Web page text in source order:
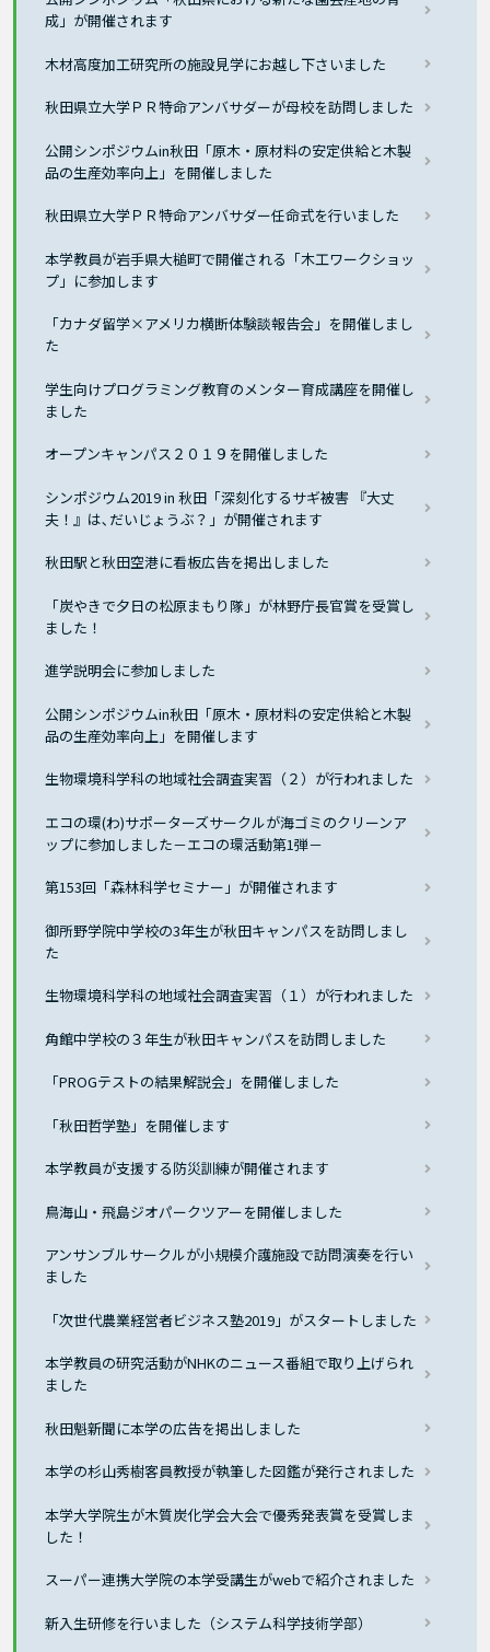
成」が開催されます
木材高度加工研究所の施設見学にお越し下さいました
秋田県立大学ＰＲ特命アンバサダーが母校を訪問しました
公開シンポジウムin秋田「原木・原材料の安定供給と木製
品の生産効率向上」を開催しました
秋田県立大学ＰＲ特命アンバサダー任命式を行いました
本学教員が岩手県大槌町で開催される「木工ワークショッ
プ」に参加します
「カナダ留学×アメリカ横断体験談報告会」を開催しまし
た
学生向けプログラミング教育のメンター育成講座を開催し
ました
オープンキャンパス２０１９を開催しました
シンポジウム2019 in 秋田「深刻化するサギ被害 『大丈
夫！』は､だいじょうぶ？」が開催されます
秋田駅と秋田空港に看板広告を掲出しました
「炭やきで夕日の松原まもり隊」が林野庁長官賞を受賞し
ました！
進学説明会に参加しました
公開シンポジウムin秋田「原木・原材料の安定供給と木製
品の生産効率向上」を開催します
生物環境科学科の地域社会調査実習（２）が行われました
エコの環(わ)サポーターズサークルが海ゴミのクリーンア
ップに参加しました－エコの環活動第1弾－
第153回「森林科学セミナー」が開催されます
御所野学院中学校の3年生が秋田キャンパスを訪問しまし
た
生物環境科学科の地域社会調査実習（１）が行われました
角館中学校の３年生が秋田キャンパスを訪問しました
「PROGテストの結果解説会」を開催しました
「秋田哲学塾」を開催します
本学教員が支援する防災訓練が開催されます
鳥海山・飛島ジオパークツアーを開催しました
アンサンブルサークルが小規模介護施設で訪問演奏を行い
ました
「次世代農業経営者ビジネス塾2019」がスタートしました
本学教員の研究活動がNHKのニュース番組で取り上げられ
ました
秋田魁新聞に本学の広告を掲出しました
本学の杉山秀樹客員教授が執筆した図鑑が発行されました
本学大学院生が木質炭化学会大会で優秀発表賞を受賞しま
した！
スーパー連携大学院の本学受講生がwebで紹介されました
新入生研修を行いました（システム科学技術学部）